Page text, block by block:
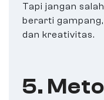
Tapi jangan
berarti
dan kreativitas.
5.